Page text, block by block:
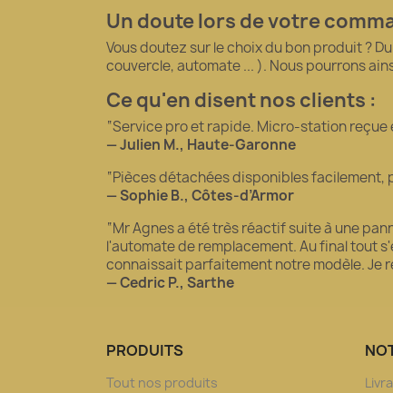
Un doute lors de votre
Vous doutez sur le choix du bon produit ?
couvercle, automate ... ). Nous pourrons
Ce qu'en disent nos clients :
“Service pro et rapide. Micro-station reçue
— Julien M., Haute-Garonne
“Pièces détachées disponibles facilement,
— Sophie B., Côtes-d’Armor
“Mr Agnes a été très réactif suite à une
l'automate de remplacement. Au final tout
connaissait parfaitement notre modèle. Je
— Cedric P., Sarthe
PRODUITS
Tout nos produits